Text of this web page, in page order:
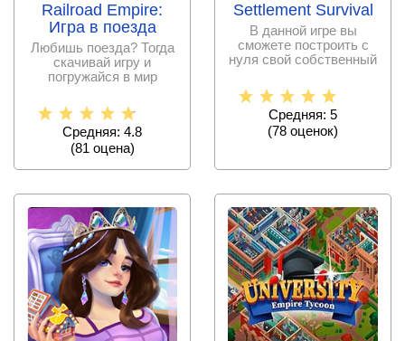
Railroad Empire:
Игра в поезда
Любишь поезда? Тогда
скачивай игру и
погружайся в мир
Средняя: 4.8
(81 оценa)
Settlement Survival
В данной игре вы
сможете построить с
нуля свой собственный
Средняя: 5
(78 оценок)